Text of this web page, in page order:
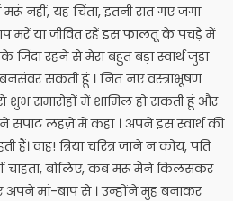
नहीं, यह चिंता, इतनी रात गए जगा
मरें या जीवित रहें इस फालतू के पचड़े में
जिंदा रहने से मेरा बहुत बड़ा स्वार्थ जुड़ा
सकती हूं । नित नए वस्त्राभूषण
शुभ समारोहों में शामिल हो सकती हूं और
सपाट लहज़े में कहा । अपने इस स्वार्थ की
हैं। वाह! त्रिया चरित्र जाने न कोय, पति
चाहता, बोलिए, कब मरूं मैंने किलसकर
मां-बाप से । उन्होंने मुंह बनाकर